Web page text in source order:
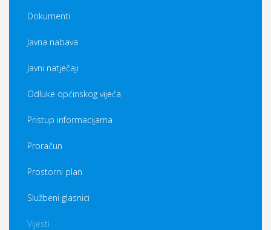
Dokumenti
Javna nabava
Javni natječaji
Odluke općinskog vijeća
Pristup informacijama
Proračun
Prostorni plan
Službeni glasnici
Vijesti